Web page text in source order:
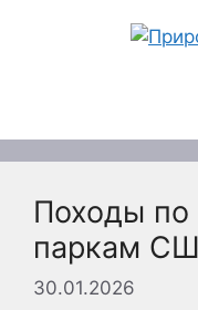
Походы
паркам
30.01.2026